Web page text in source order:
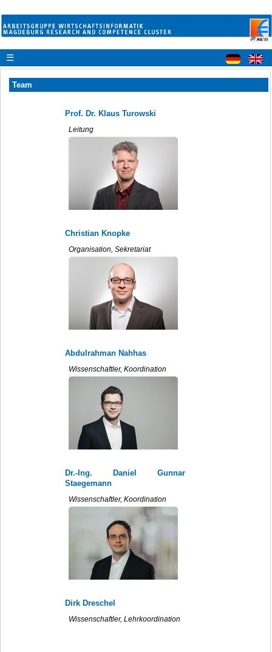
☰
Team
Prof. Dr. Klaus Turowski
Leitung
Christian Knopke
Organisation, Sekretariat
Abdulrahman Nahhas
Wissenschaftler, Koordination
Dr.-Ing. Daniel Gunnar
Staegemann
Wissenschaftler, Koordination
Dirk Dreschel
Wissenschaftler, Lehrkoordination